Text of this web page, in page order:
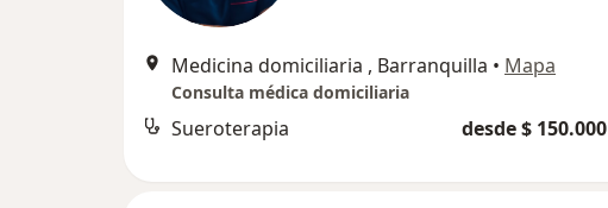
Medicina domiciliaria , Barranquilla • Mapa
Consulta médica domiciliaria
Sueroterapia desde $ 150.000